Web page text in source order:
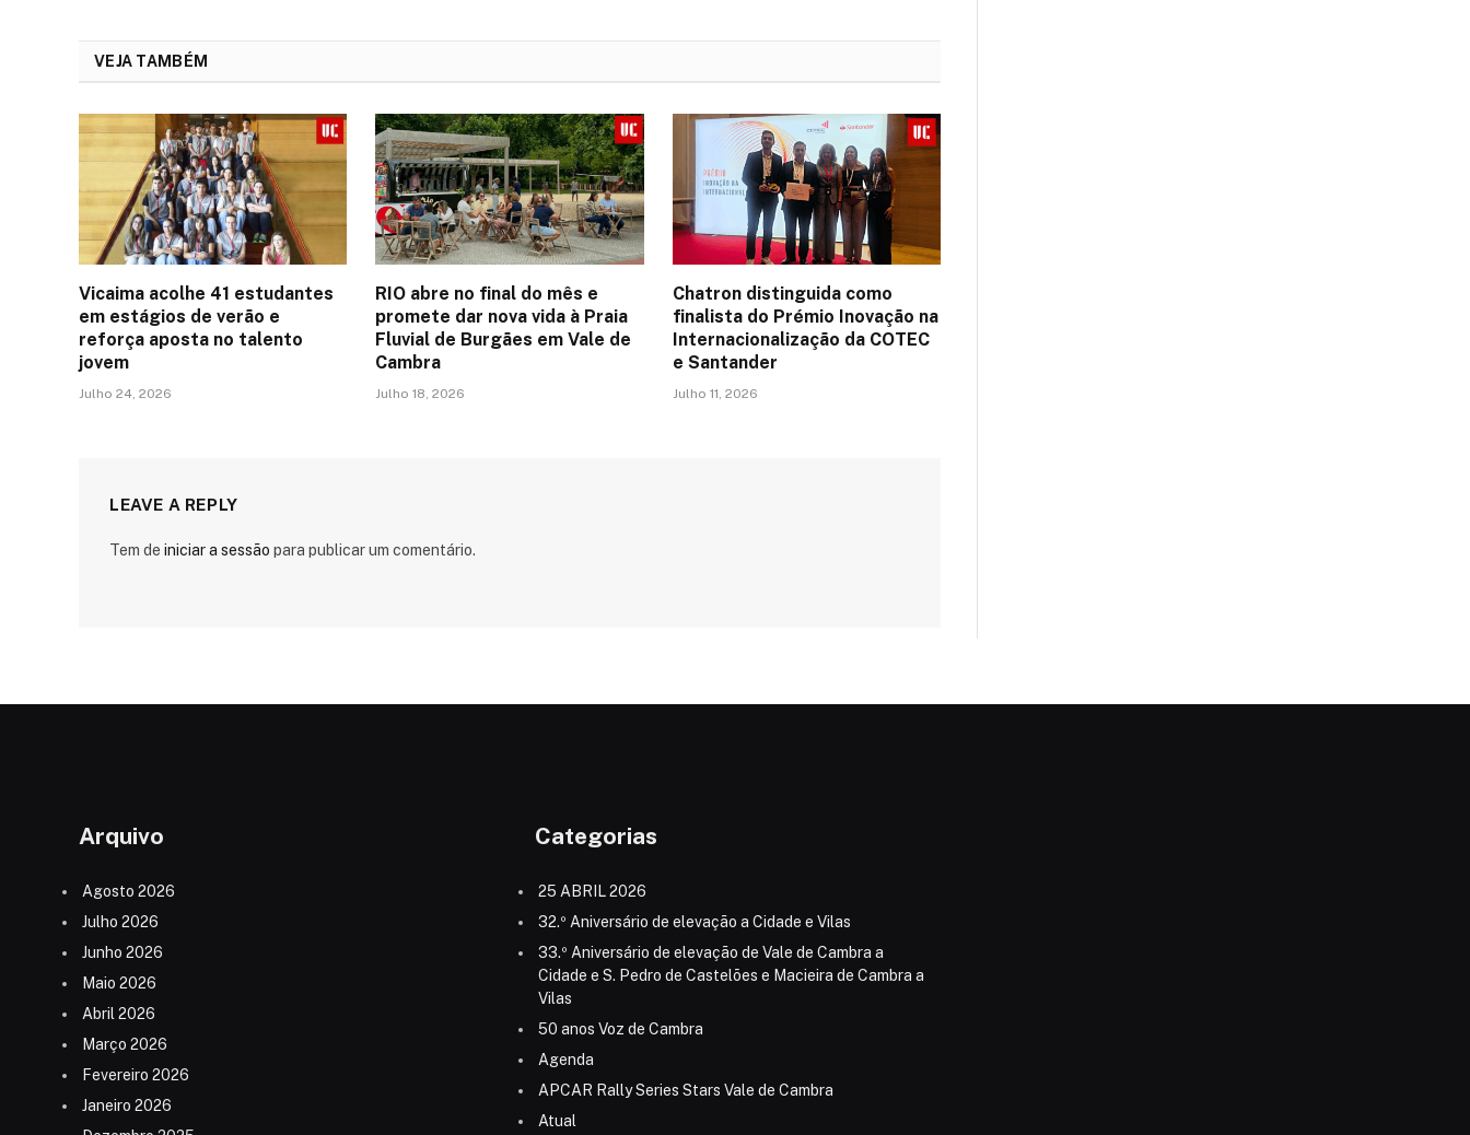
VEJA TAMBÉM
Vicaima acolhe 41 estudantes
em estágios de verão e
reforça aposta no talento
jovem
Julho 24, 2026
RIO abre no final do mês e
promete dar nova vida à Praia
Fluvial de Burgães em Vale de
Cambra
Julho 18, 2026
Chatron distinguida como
finalista do Prémio Inovação na
Internacionalização da COTEC
e Santander
Julho 11, 2026
LEAVE A REPLY
Tem de iniciar a sessão para publicar um comentário.
Arquivo
Agosto 2026
Julho 2026
Junho 2026
Maio 2026
Abril 2026
Março 2026
Fevereiro 2026
Janeiro 2026
Categorias
25 ABRIL 2026
32.º Aniversário de elevação a Cidade e Vilas
33.º Aniversário de elevação de Vale de Cambra a
Cidade e S. Pedro de Castelões e Macieira de Cambra a
Vilas
50 anos Voz de Cambra
Agenda
APCAR Rally Series Stars Vale de Cambra
Atual